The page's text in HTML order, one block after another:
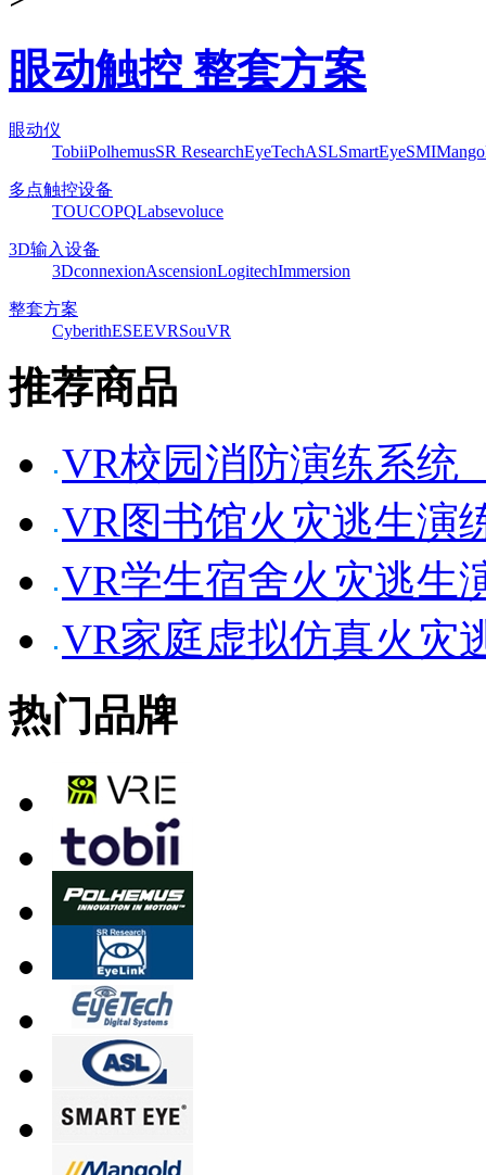
眼动触控 整套方案
眼动仪
TobiiPolhemusSR ResearchEyeTechASLSmartEyeSMI
多点触控设备
TOUCOPQLabsevoluce
3D输入设备
3DconnexionAscensionLogitechImmersion
整套方案
CyberithESEEVRSouVR
推荐商品
VR校园消防演练系统
VR图书馆火灾逃生演
VR学生宿舍火灾逃生
VR家庭虚拟仿真火灾
热门品牌